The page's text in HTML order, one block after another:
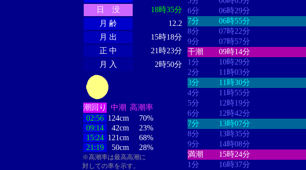
日 没
18時35分
月 齢
12.2
月 出
15時18分
正 中
21時23分
月 入
2時50分
潮回り 中潮 高潮率
02:56 124cm
70%
09:14
42cm
23%
15:24 121cm
68%
21:19
50cm 28%
※高潮率は最高高潮に
対しての率を示す。
6分
06時29分
7分
06時55分
8分
07時22分
9分
07時57分
干潮
09時14分
1分
10時29分
2分
11時03分
3分
11時30分
4分
11時55分
5分
12時19分
6分
12時42分
7分
13時07分
8分
13時35分
9分
14時08分
満潮
15時24分
1分
16時37分